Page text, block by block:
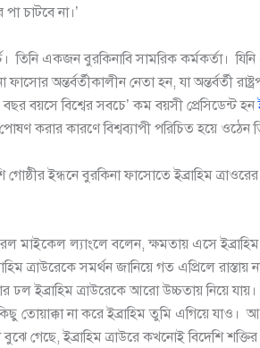
চাটবে না।’
তিনি একজন বুরকিনাবি সামরিক কর্মকর্তা।
অন্তর্বর্তীকালীন নেতা হন, যা অন্তর্বর্তী
বয়সে বিশ্বের সবচে’ কম বয়সী প্রেসিডেন্ট হন
করার কারণে বিশ্বব্যাপী পরিচিত হয়ে ওঠেন
ইন্ধনে বুরকিনা ফাসোতে ইব্রাহিম ত্রাওরের
মাইকেল ল্যাংলে বলেন, ক্ষমতায় এসে
ত্রাউরেকে সমর্থন জানিয়ে গত এপ্রিলে রাস্তায়
ইব্রাহিম ত্রাউরেকে আরো উচ্চতায় নিয়ে
তোয়াক্কা না করে ইব্রাহিম তুমি এগিয়ে যাও।
গেছে, ইব্রাহিম ত্রাউরে কখনোই বিদেশি